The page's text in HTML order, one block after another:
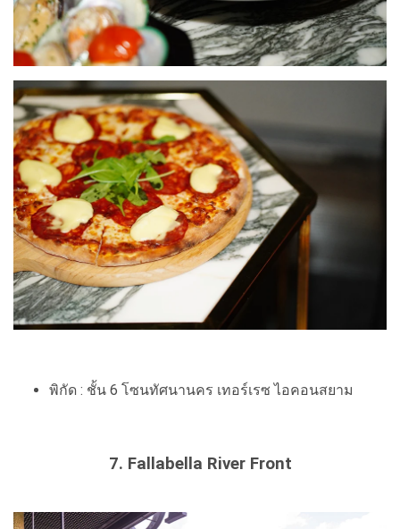
พิกัด : ชั้น 6 โซนทัศนานคร เทอร์เรซ ไอคอนสยาม
7. Fallabella River Front